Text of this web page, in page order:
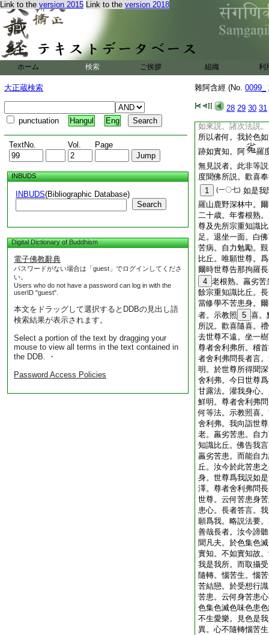
Link to the version 2015 Link to the version 2018
ホーム 検索 ご挨拶 組織 利
大正蔵検索
punctuation Hangul Eng
TextNo. Vol. Page
INBUDS
INBUDS(Bibliographic Database)
Search
Digital Dictionary of Buddhism
電子佛教辭典
パスワードがない場合は「guest」でログインしてくださ
い。
Users who do not have a password can log in with the
userID "guest".
本文をドラッグして選択するとDDBの見出し語
検索結果が表示されます。
Select a portion of the text by dragging your
mouse to view all terms in the text contained in
the DDB. ・
Password Access Policies
雜阿含經 (No. 0099_
28 29 30 31
足。於一面住。以
白佛言。世尊。彼
順諸法説耶。得無
耶。爲違法耶。無
答。阿
羅度色
無常。受想行識爲
世尊。如焔摩迦契
耶。答曰不也。佛
如來説。諸次法説
所以者何。我於色
跡如實知。阿
羅
無見説者。此非等
度聞佛所説。歡喜
1
(一〇七) 如是我
羅山鹿野深林中。
二十歳。年耆根熟
尊及先所宗重知識
足。退坐一面。白
苦病。自力勉勵。
比丘。唯願世尊。
爾時世尊告那拘羅
4 老根熟。羸劣
餘宗重知識比丘。
當修學不苦患身。
者。示教照 5 喜。
所説。歡喜隨喜。
去世尊不遠。坐一
尊者舍利弗所。稽
者舍利弗問長者言
明。於世尊所得聞
舍利弗。今日世尊
甘露法。灌我身心
鮮明。尊者舍利弗
何等法。示教照喜
舍利弗。我向詣世
老。羸劣苦患。自
知識比丘。佛告我
羸劣苦患。而能自
丘。汝今於此苦患
身。世尊爲我説如
澤。尊者舍利弗問
世尊。云何苦患身
患心。長者答言。
願爲我。略説法要
善哉長者。汝今諦
聞凡夫。於色集色
實知。不如實知故
我是我所。而取攝
隨轉。惱苦生。惱
苦結戀。於受想行
苦患。云何身苦患
色集色滅色味色患
不生愛樂。見色是
異。心不隨轉惱苦